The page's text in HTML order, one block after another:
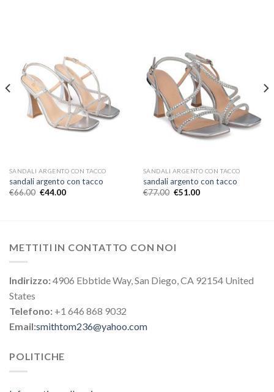
SANDALI ARGENTO CON TACCO
sandali argento con tacco
€66.00 €44.00
SANDALI ARGENTO CON TACCO
sandali argento con tacco
€77.00 €51.00
METTITI IN CONTATTO CON NOI
Indirizzo:4906 Ebbtide Way, San Diego, CA 92154 United
States
Telefono: +1 646 868 9032
Email:smithtom236@yahoo.com
POLITICHE